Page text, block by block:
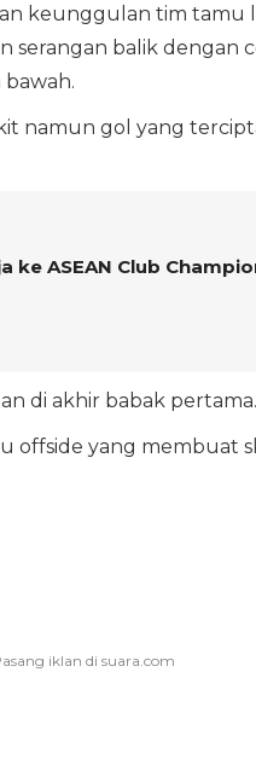
keunggulan tim tamu
serangan balik dengan
namun gol yang
ke ASEAN Club
di akhir babak pertama.
offside yang membuat